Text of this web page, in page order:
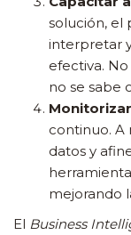
solución, el
interpretar
efectiva.
no se sabe
continuo. A
datos y
mejorando
El Business